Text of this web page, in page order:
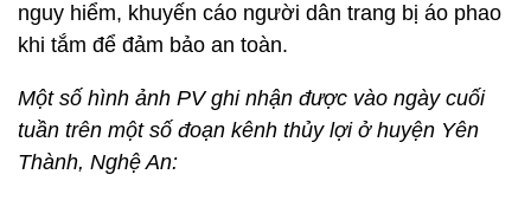
nguy hiểm, khuyến cáo người dân trang bị áo phao
khi tắm để đảm bảo an toàn.
Một số hình ảnh PV ghi nhận được vào ngày cuối
tuần trên một số đoạn kênh thủy lợi ở huyện Yên
Thành, Nghệ An: